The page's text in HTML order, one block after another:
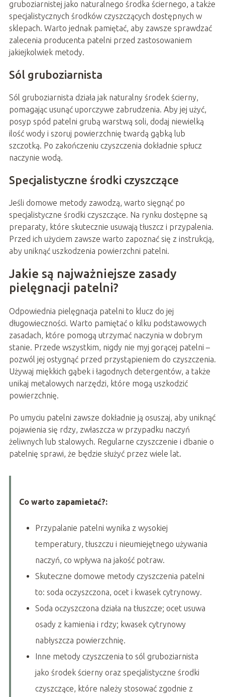
gruboziarnistej jako naturalnego środka ściernego, a także
specjalistycznych środków czyszczących dostępnych w
sklepach. Warto jednak pamiętać, aby zawsze sprawdzać
zalecenia producenta patelni przed zastosowaniem
jakiejkolwiek metody.
Sól gruboziarnista
Sól gruboziarnista działa jak naturalny środek ścierny,
pomagając usunąć uporczywe zabrudzenia. Aby jej użyć,
posyp spód patelni grubą warstwą soli, dodaj niewielką
ilość wody i szoruj powierzchnię twardą gąbką lub
szczotką. Po zakończeniu czyszczenia dokładnie spłucz
naczynie wodą.
Specjalistyczne środki czyszczące
Jeśli domowe metody zawodzą, warto sięgnąć po
specjalistyczne środki czyszczące. Na rynku dostępne są
preparaty, które skutecznie usuwają tłuszcz i przypalenia.
Przed ich użyciem zawsze warto zapoznać się z instrukcją,
aby uniknąć uszkodzenia powierzchni patelni.
Jakie są najważniejsze zasady
pielęgnacji patelni?
Odpowiednia pielęgnacja patelni to klucz do jej
długowieczności. Warto pamiętać o kilku podstawowych
zasadach, które pomogą utrzymać naczynia w dobrym
stanie. Przede wszystkim, nigdy nie myj gorącej patelni –
pozwól jej ostygnąć przed przystąpieniem do czyszczenia.
Używaj miękkich gąbek i łagodnych detergentów, a także
unikaj metalowych narzędzi, które mogą uszkodzić
powierzchnię.
Po umyciu patelni zawsze dokładnie ją osuszaj, aby uniknąć
pojawienia się rdzy, zwłaszcza w przypadku naczyń
żeliwnych lub stalowych. Regularne czyszczenie i dbanie o
patelnię sprawi, że będzie służyć przez wiele lat.
Co warto zapamietać?:
Przypalanie patelni wynika z wysokiej
temperatury, tłuszczu i nieumiejętnego używania
naczyń, co wpływa na jakość potraw.
Skuteczne domowe metody czyszczenia patelni
to: soda oczyszczona, ocet i kwasek cytrynowy.
Soda oczyszczona działa na tłuszcze; ocet usuwa
osady z kamienia i rdzy; kwasek cytrynowy
nabłyszcza powierzchnię.
Inne metody czyszczenia to sól gruboziarnista
jako środek ścierny oraz specjalistyczne środki
czyszczące, które należy stosować zgodnie z